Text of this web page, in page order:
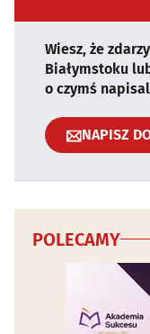
Wiesz, że
Białymstoku
o czymś
NAPISZ
POLECAMY